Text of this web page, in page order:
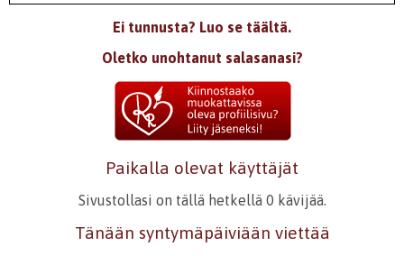
Ei tunnusta? Luo se täältä.
Oletko unohtanut salasanasi?
Paikalla olevat käyttäjät
Sivustollasi on tällä hetkellä 0 kävijää.
Tänään syntymäpäiviään viettää